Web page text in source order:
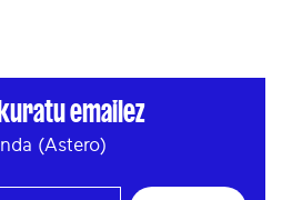
emailez
(Astero)